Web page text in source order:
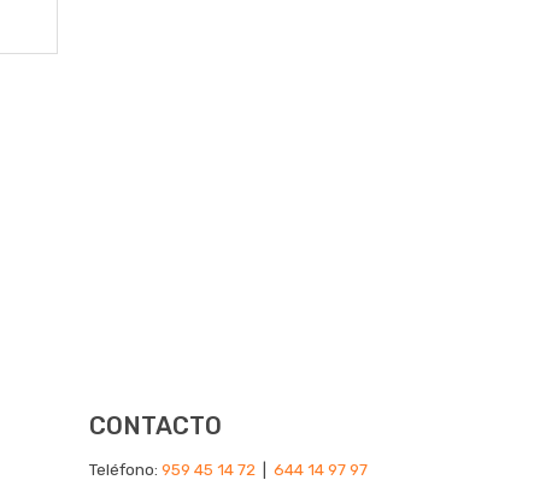
CONTACTO
Teléfono: 959 45 14 72
644 14 97 97